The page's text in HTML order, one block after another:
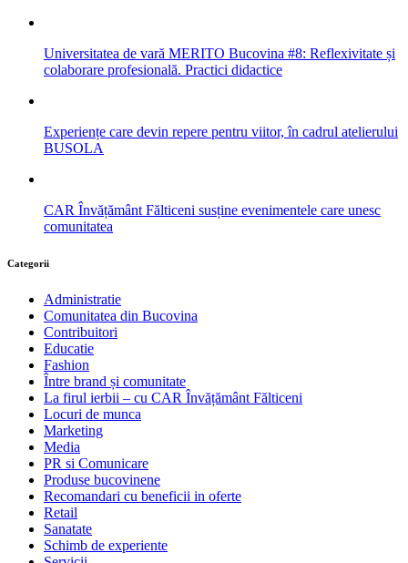
Universitatea de vară MERITO Bucovina #8: Reflexivitate și
colaborare profesională. Practici didactice
Experiențe care devin repere pentru viitor, în cadrul atelierului
BUSOLA
CAR Învățământ Fălticeni susține evenimentele care unesc
comunitatea
Categorii
Administratie
Comunitatea din Bucovina
Contribuitori
Educatie
Fashion
Între brand și comunitate
La firul ierbii – cu CAR Învățământ Fălticeni
Locuri de munca
Marketing
Media
PR si Comunicare
Produse bucovinene
Recomandari cu beneficii in oferte
Retail
Sanatate
Schimb de experiente